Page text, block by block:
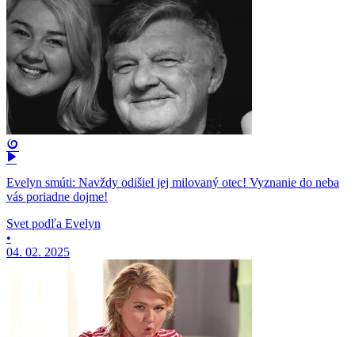
Evelyn smúti: Navždy odišiel jej milovaný otec! Vyznanie do neba
vás poriadne dojme!
Svet podľa Evelyn
•
04. 02. 2025